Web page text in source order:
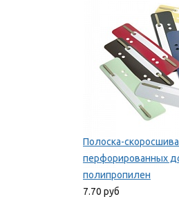
Полоска-
перфорированных
полипропилен
7.70 руб